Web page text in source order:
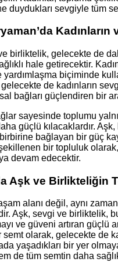
duydukları sevgiyle tüm
Kadınların
birliktelik, gelecekte de
hale getirecektir.
yardımlaşma biçiminde
de kadınların
bağları güçlendiren bir
sayesinde toplumu
güçlü kılacaklardır.
bağlayan bir güç
bir topluluk
devam edecektir.
Aşk ve Birlikteliğin
alanı değil, aynı
Aşk, sevgi ve birliktelik,
ve güveni artıran güçlü
olarak, gelecekte de
yaşadıkları bir yer
de tüm semtin daha